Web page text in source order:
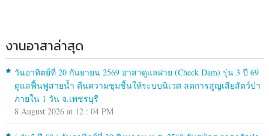
งานอาสาล่าสุด
วันอาทิตย์ที่ 20 กันยายน 2569 อาสาดูแลฝาย (Check Dam) รุ่น 3 ปี 69
ดูแลฟื้นฟูสายน้ำ คืนความชุมชื้นให้ระบบนิเวศ ลดการสูญเสียสัตว์ป่า
ภายใน 1 วัน จ.เพชรบุรี
8 August 2026 at 12 : 04 PM